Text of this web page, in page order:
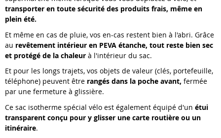
transporter en toute sécurité des produits frais, même en
plein été.
Et même en cas de pluie, vos en-cas restent bien à l'abri. Grâce
au revêtement intérieur en PEVA étanche, tout reste bien sec
et protégé de la chaleur à l'intérieur du sac.
Et pour les longs trajets, vos objets de valeur (clés, portefeuille,
téléphone) peuvent être rangés dans la poche avant, fermée
par une fermeture à glissière.
Ce sac isotherme spécial vélo est également équipé d'un étui
transparent conçu pour y glisser une carte routière ou un
itinéraire.